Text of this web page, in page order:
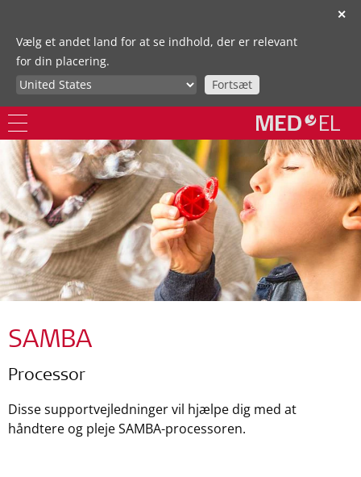
✕
Vælg et andet land for at se indhold, der er relevant
for din placering.
Fortsæt
SAMBA
Processor
Disse supportvejledninger vil hjælpe dig med at
håndtere og pleje SAMBA-processoren.